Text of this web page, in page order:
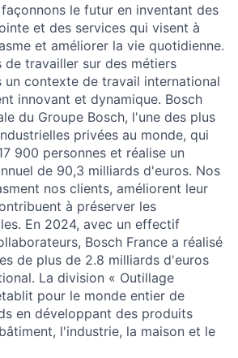
le futur en inventant des
et des services qui visent à
et améliorer la vie quotidienne.
travailler sur des métiers
un contexte de travail international
innovant et dynamique. Bosch
du Groupe Bosch, l'une des plus
privées au monde, qui
900 personnes et réalise un
de 90,3 milliards d'euros. Nos
nos clients, améliorent leur
à préserver les
En 2024, avec un effectif
Bosch France a réalisé
de plus de 2.8 milliards d'euros
La division « Outillage
pour le monde entier de
en développant des produits
l'industrie, la maison et le